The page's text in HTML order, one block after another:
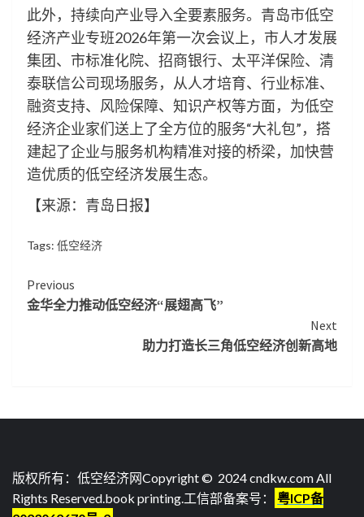
此外，持续向产业导入全要素服务。青岛市低空
经济产业专班2026年第一次会议上，市人才发展
集团、市标准化院、招商银行、太平洋保险、清
泰联信公司现场服务，从人才培育、行业标准、
融资支持、风险保障、知识产权等方面，为低空
经济企业家们送上了全方位的服务“大礼包”，搭
建起了企业与服务机构精准对接的桥梁，加快营
造优质的低空经济发展生态。
【来源：青岛日报】
Tags: 低空经济
Continue
Reading
Previous
金华全力推动低空经济“展翅高飞”
Next
助力打造长三角低空经济创新高地
版权所有：低空经济网Copyright © 2024 cndkw.com All
Rights Reserved.book printing.工信部备案号：
粤ICP备